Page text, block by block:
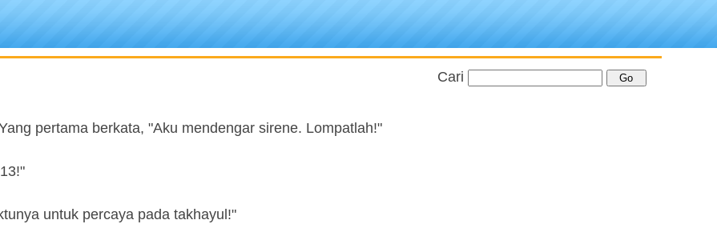
pertama berkata, "Aku mendengar sirene. Lompatlah!"
untuk percaya pada takhayul!"
Cari